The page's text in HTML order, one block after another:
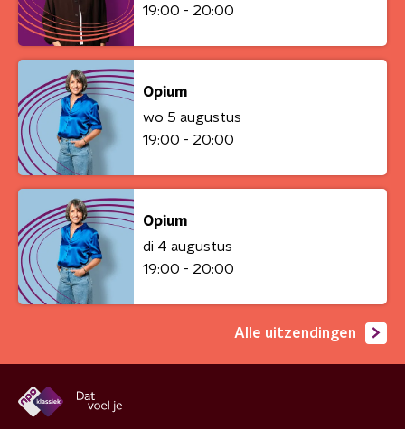
19:00 - 20:00
Opium
wo 5 augustus
19:00 - 20:00
Opium
di 4 augustus
19:00 - 20:00
Alle uitzendingen